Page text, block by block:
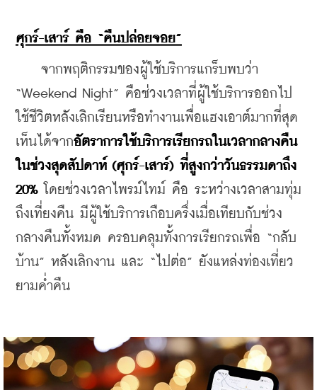
ศุกร์-เสาร์ คือ “คืนปล่อยจอย”
จากพฤติกรรมของผู้ใช้บริการแกร็บพบว่า
“Weekend Night” คือช่วงเวลาที่ผู้ใช้บริการออกไป
ใช้ชีวิตหลังเลิกเรียนหรือทำงานเพื่อแฮงเอาต์มากที่สุด
เห็นได้จากอัตราการใช้บริการเรียกรถในเวลากลางคืน
ในช่วงสุดสัปดาห์ (ศุกร์-เสาร์) ที่สูงกว่าวันธรรมดาถึง
20% โดยช่วงเวลาไพรม์ไทม์ คือ ระหว่างเวลาสามทุ่ม
ถึงเที่ยงคืน มีผู้ใช้บริการเกือบครึ่งเมื่อเทียบกับช่วง
กลางคืนทั้งหมด ครอบคลุมทั้งการเรียกรถเพื่อ “กลับ
บ้าน” หลังเลิกงาน และ “ไปต่อ” ยังแหล่งท่องเที่ยว
ยามค่ำคืน